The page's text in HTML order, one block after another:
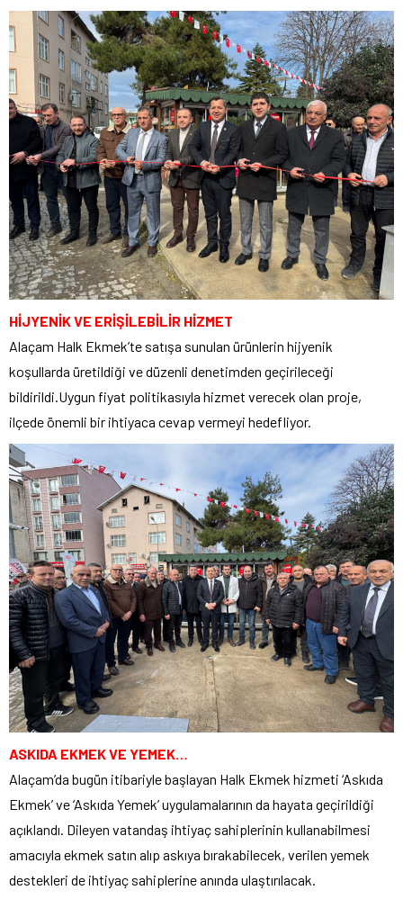
HİJYENİK VE ERİŞİLEBİLİR HİZMET
Alaçam Halk Ekmek’te satışa sunulan ürünlerin hijyenik
koşullarda üretildiği ve düzenli denetimden geçirileceği
bildirildi.Uygun fiyat politikasıyla hizmet verecek olan proje,
ilçede önemli bir ihtiyaca cevap vermeyi hedefliyor.
ASKIDA EKMEK VE YEMEK…
Alaçam’da bugün itibariyle başlayan Halk Ekmek hizmeti ‘Askıda
Ekmek’ ve ‘Askıda Yemek’ uygulamalarının da hayata geçirildiği
açıklandı. Dileyen vatandaş ihtiyaç sahiplerinin kullanabilmesi
amacıyla ekmek satın alıp askıya bırakabilecek, verilen yemek
destekleri de ihtiyaç sahiplerine anında ulaştırılacak.